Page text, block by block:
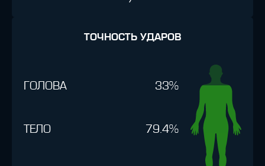
ТОЧНОСТЬ УДАРОВ
ГОЛОВА 33%
ТЕЛО 79.4%